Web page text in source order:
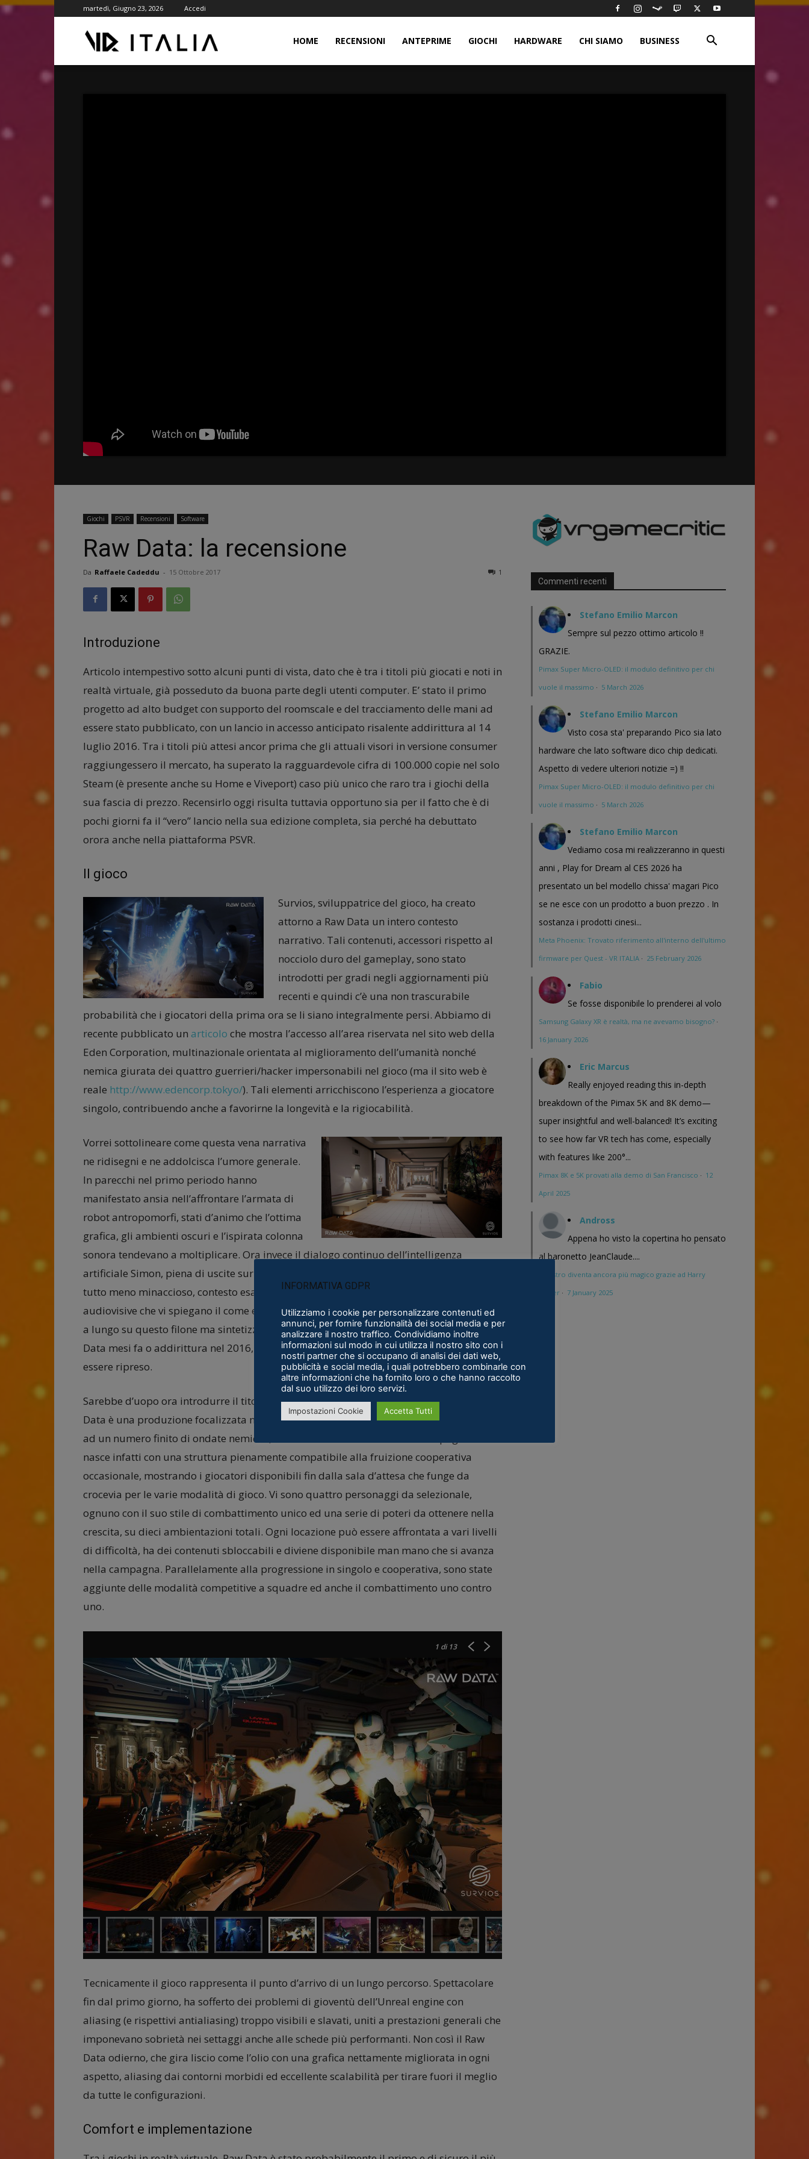
martedì, Giugno 23, 2026 Accedi
HOME RECENSIONI ANTEPRIME GIOCHI HARDWARE CHI SIAMO BUSINESS
Giochi PSVR Recensioni Software
Raw Data: la recensione
Da Raffaele Cadeddu - 15 Ottobre 2017 1
Introduzione
Articolo intempestivo sotto alcuni punti di vista, dato che è tra i titoli più giocati e noti in
realtà virtuale, già posseduto da buona parte degli utenti computer. E’ stato il primo
progetto ad alto budget con supporto del roomscale e del tracciamento delle mani ad
essere stato pubblicato, con un lancio in accesso anticipato risalente addirittura al 14
luglio 2016. Tra i titoli più attesi ancor prima che gli attuali visori in versione consumer
raggiungessero il mercato, ha superato la ragguardevole cifra di 100.000 copie nel solo
Steam (è presente anche su Home e Viveport) caso più unico che raro tra i giochi della
sua fascia di prezzo. Recensirlo oggi risulta tuttavia opportuno sia per il fatto che è di
pochi giorni fa il “vero” lancio nella sua edizione completa, sia perché ha debuttato
orora anche nella piattaforma PSVR.
Il gioco
Survios, sviluppatrice del gioco, ha creato
attorno a Raw Data un intero contesto
narrativo. Tali contenuti, accessori rispetto al
nocciolo duro del gameplay, sono stato
introdotti per gradi negli aggiornamenti più
recenti e quindi c’è una non trascurabile
probabilità che i giocatori della prima ora se li siano integralmente persi. Abbiamo di
recente pubblicato un articolo che mostra l’accesso all’area riservata nel sito web della
Eden Corporation, multinazionale orientata al miglioramento dell’umanità nonché
nemica giurata dei quattro guerrieri/hacker impersonabili nel gioco (ma il sito web è
reale http://www.edencorp.tokyo/). Tali elementi arricchiscono l’esperienza a giocatore
singolo, contribuendo anche a favorirne la longevità e la rigiocabilità.
Vorrei sottolineare come questa vena narrativa
ne ridisegni e ne addolcisca l’umore generale.
In parecchi nel primo periodo hanno
manifestato ansia nell’affrontare l’armata di
robot antropomorfi, stati d’animo che l’ottima
grafica, gli ambienti oscuri e l’ispirata colonna
sonora tendevano a moltiplicare. Ora invece il dialogo continuo dell’intelligenza
artificiale Simon, piena di uscite surreali e buffe (solo inglese non sottotitolato) rende il
tutto meno minaccioso, contesto esacerbato anche dalle tante testimonianze
audiovisive che vi spiegano il come ed il perché della vostra missione. Potrei continuare
a lungo su questo filone ma sintetizzerò in una singola frase: se avete giocato a Raw
Data mesi fa o addirittura nel 2016, il prodotto attuale è cosa ben diversa e merita di
essere ripreso.
Sarebbe d’uopo ora introdurre il titolo ai potenziali acquirenti o ai semplici curiosi. Raw
Data è una produzione focalizzata nel combattimento in arene, in cui dovrete resistere
ad un numero finito di ondate nemiche, cosa da farsi in solitudine o in compagnia:
nasce infatti con una struttura pienamente compatibile alla fruizione cooperativa
occasionale, mostrando i giocatori disponibili fin dalla sala d’attesa che funge da
crocevia per le varie modalità di gioco. Vi sono quattro personaggi da selezionale,
ognuno con il suo stile di combattimento unico ed una serie di poteri da ottenere nella
crescita, su dieci ambientazioni totali. Ogni locazione può essere affrontata a vari livelli
di difficoltà, ha dei contenuti sbloccabili e diviene disponibile man mano che si avanza
nella campagna. Parallelamente alla progressione in singolo e cooperativa, sono state
aggiunte delle modalità competitive a squadre ed anche il combattimento uno contro
uno.
1 di 13
Tecnicamente il gioco rappresenta il punto d’arrivo di un lungo percorso. Spettacolare
fin dal primo giorno, ha sofferto dei problemi di gioventù dell’Unreal engine con
aliasing (e rispettivi antialiasing) troppo visibili e slavati, uniti a prestazioni generali che
imponevano sobrietà nei settaggi anche alle schede più performanti. Non così il Raw
Data odierno, che gira liscio come l’olio con una grafica nettamente migliorata in ogni
aspetto, aliasing dai contorni morbidi ed eccellente scalabilità per tirare fuori il meglio
da tutte le configurazioni.
Comfort e implementazione
Commenti recenti
Stefano Emilio Marcon
Sempre sul pezzo ottimo articolo !!
GRAZIE.
Pimax Super Micro-OLED: il modulo definitivo per chi
vuole il massimo · 5 March 2026
Stefano Emilio Marcon
Visto cosa sta' preparando Pico sia lato
hardware che lato software dico chip dedicati.
Aspetto di vedere ulteriori notizie =) !!
Pimax Super Micro-OLED: il modulo definitivo per chi
vuole il massimo · 5 March 2026
Stefano Emilio Marcon
Vediamo cosa mi realizzeranno in questi
anni , Play for Dream al CES 2026 ha
presentato un bel modello chissa' magari Pico
se ne esce con un prodotto a buon prezzo . In
sostanza i prodotti cinesi...
Meta Phoenix: Trovato riferimento all'interno dell'ultimo
firmware per Quest - VR ITALIA · 25 February 2026
Fabio
Se fosse disponibile lo prenderei al volo
Samsung Galaxy XR è realtà, ma ne avevamo bisogno? ·
16 January 2026
Eric Marcus
Really enjoyed reading this in-depth
breakdown of the Pimax 5K and 8K demo—
super insightful and well-balanced! It’s exciting
to see how far VR tech has come, especially
with features like 200°...
Pimax 8K e 5K provati alla demo di San Francisco · 12
April 2025
Andross
Appena ho visto la copertina ho pensato
al baronetto JeanClaude....
Maestro diventa ancora più magico grazie ad Harry
Potter · 7 January 2025
INFORMATIVA GDPR
Utilizziamo i cookie per personalizzare contenuti ed
annunci, per fornire funzionalità dei social media e per
analizzare il nostro traffico. Condividiamo inoltre
informazioni sul modo in cui utilizza il nostro sito con i
nostri partner che si occupano di analisi dei dati web,
pubblicità e social media, i quali potrebbero combinarle con
altre informazioni che ha fornito loro o che hanno raccolto
dal suo utilizzo dei loro servizi.
Impostazioni Cookie Accetta Tutti